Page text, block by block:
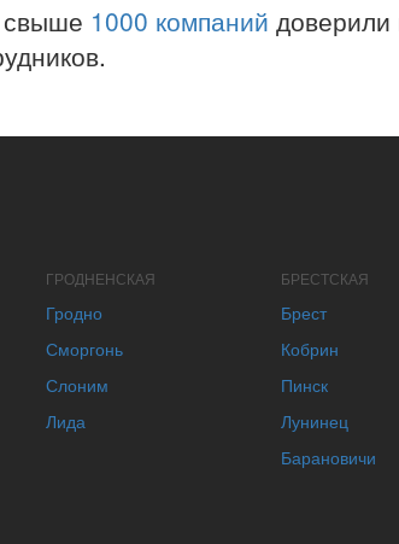
1000 компаний доверили
ГРОДНЕНСКАЯ
Гродно
Сморгонь
Слоним
Лида
БРЕСТСКАЯ
Брест
Кобрин
Пинск
Лунинец
Барановичи